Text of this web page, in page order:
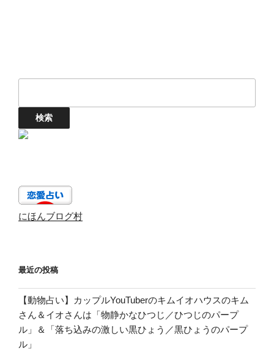
にほんブログ村
最近の投稿
【動物占い】カップルYouTuberのキムイオハウスのキム
さん＆イオさんは「物静かなひつじ／ひつじのパープ
ル」＆「落ち込みの激しい黒ひょう／黒ひょうのパープ
ル」